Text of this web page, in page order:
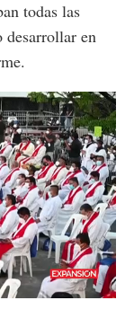
todas las
desarrollar en